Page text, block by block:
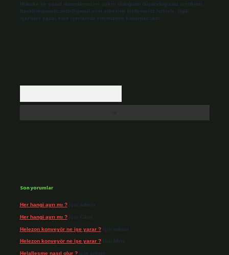
Hukuka ve yasal düzenlemelere aykırı olduğunu düşündüğünüz içerikleri,
backlinkpanelicomtr@gmail.com adresine bildirmeniz halinde, ilgili
içerikler yasal süre içerisinde sitemizden kaldırılacaktır.
Son yorumlar
Her hangi ayrı mı ?için admin
Her hangi ayrı mı ?için Cihat
Helezon konveyör ne işe yarar ?için admin
Helezon konveyör ne işe yarar ?için Mine
Helalleşme nasıl olur ?için admin